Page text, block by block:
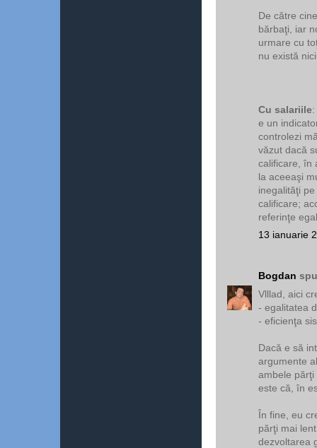
De către
bărbaţi, iar
urmare cu
nu există
Cu salariile
e un
controlezi
văzut dacă
calificare, în
la aceeaşi
inegalităţi
calificare;
referinţe
13 ianuarie
Bogdan
Vlllad, aici
- egalitatea
- eficienţa
Dacă e să
argumente
ambele
este că, în
În fine, eu
părţi mai
dezvoltarea